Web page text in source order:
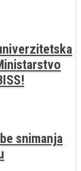
snimanja